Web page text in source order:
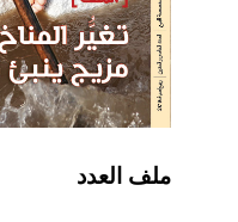
ملف العدد